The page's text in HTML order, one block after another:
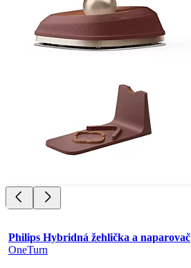
Philips Hybridná žehlička a naparovač
OneTurn